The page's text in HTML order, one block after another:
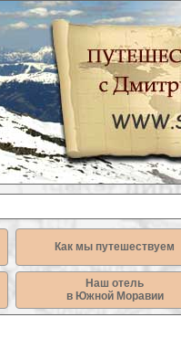
Как мы путешествуем
Наш отель
в Южной Моравии